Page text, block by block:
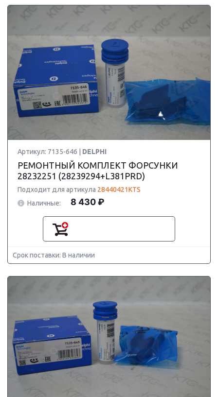
Артикул: 7135-646 | DELPHI
РЕМОНТНЫЙ КОМПЛЕКТ ФОРСУНКИ
28232251 (28239294+L381PRD)
Подходит для артикула 28440421KTS
Наличные:
8 430 ₽
Срок поставки: В наличии